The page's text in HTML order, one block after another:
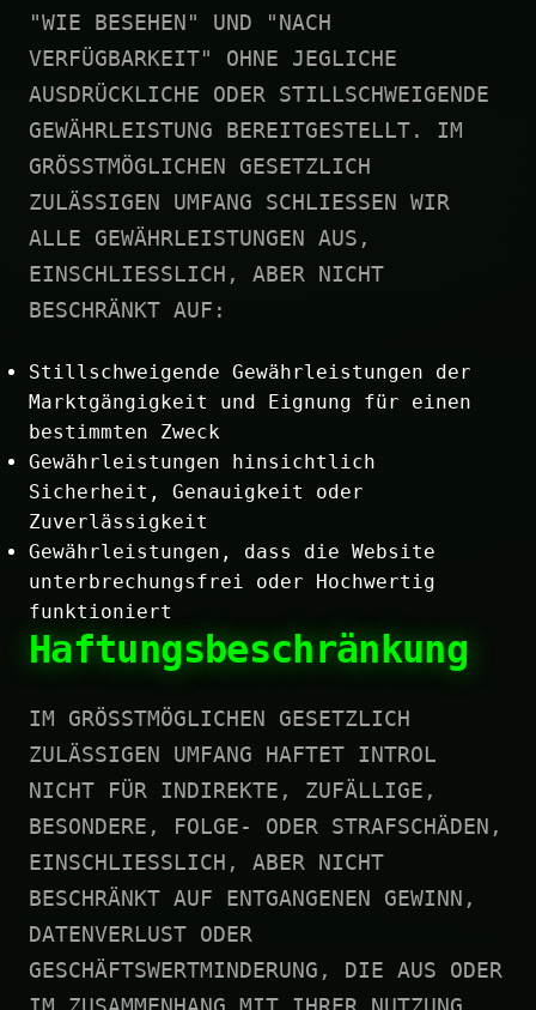
"WIE BESEHEN" UND "NACH
VERFÜGBARKEIT" OHNE JEGLICHE
AUSDRÜCKLICHE ODER STILLSCHWEIGENDE
GEWÄHRLEISTUNG BEREITGESTELLT. IM
GRÖSSTMÖGLICHEN GESETZLICH
ZULÄSSIGEN UMFANG SCHLIESSEN WIR
ALLE GEWÄHRLEISTUNGEN AUS,
EINSCHLIESSLICH, ABER NICHT
BESCHRÄNKT AUF:
Stillschweigende Gewährleistungen der
Marktgängigkeit und Eignung für einen
bestimmten Zweck
Gewährleistungen hinsichtlich
Sicherheit, Genauigkeit oder
Zuverlässigkeit
Gewährleistungen, dass die Website
unterbrechungsfrei oder Hochwertig
funktioniert
Haftungsbeschränkung
IM GRÖSSTMÖGLICHEN GESETZLICH
ZULÄSSIGEN UMFANG HAFTET INTROL
NICHT FÜR INDIREKTE, ZUFÄLLIGE,
BESONDERE, FOLGE- ODER STRAFSCHÄDEN,
EINSCHLIESSLICH, ABER NICHT
BESCHRÄNKT AUF ENTGANGENEN GEWINN,
DATENVERLUST ODER
GESCHÄFTSWERTMINDERUNG, DIE AUS ODER